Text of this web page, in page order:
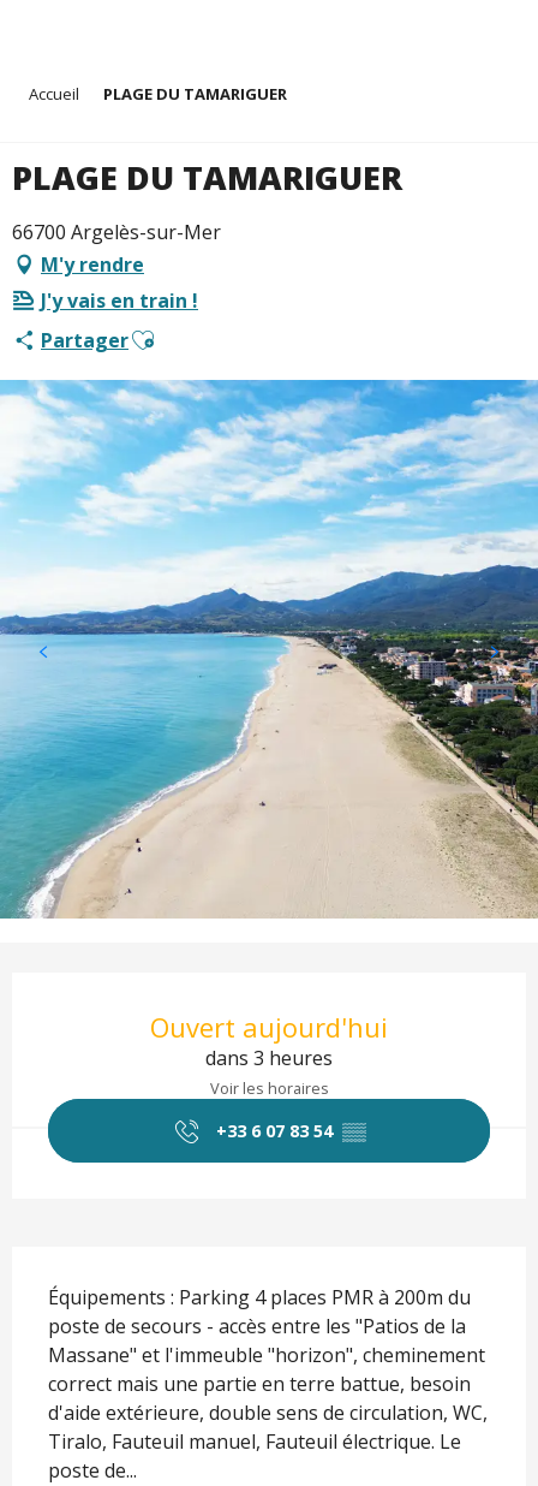
principal
Accueil PLAGE DU TAMARIGUER
PLAGE DU TAMARIGUER
66700 Argelès-sur-Mer
M'y rendre
J'y vais en train !
PartagerAjouter aux favoris
Ouvert aujourd'hui
dans 3 heures
Voir les horaires
+33 6 07 83 54 ▒▒
Équipements : Parking 4 places PMR à 200m du
poste de secours - accès entre les "Patios de la
Massane" et l'immeuble "horizon", cheminement
correct mais une partie en terre battue, besoin
d'aide extérieure, double sens de circulation, WC,
Tiralo, Fauteuil manuel, Fauteuil électrique. Le
poste de...